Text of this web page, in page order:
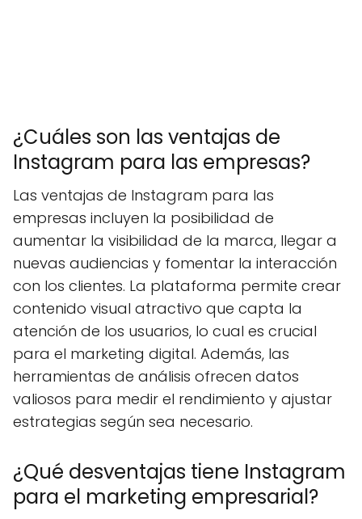
¿Cuáles son las ventajas de
Instagram para las empresas?
Las ventajas de Instagram para las
empresas incluyen la posibilidad de
aumentar la visibilidad de la marca, llegar a
nuevas audiencias y fomentar la interacción
con los clientes. La plataforma permite crear
contenido visual atractivo que capta la
atención de los usuarios, lo cual es crucial
para el marketing digital. Además, las
herramientas de análisis ofrecen datos
valiosos para medir el rendimiento y ajustar
estrategias según sea necesario.
¿Qué desventajas tiene Instagram
para el marketing empresarial?